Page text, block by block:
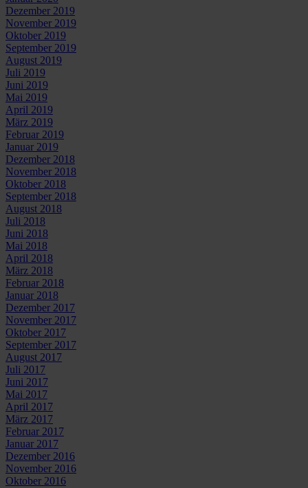
Dezember 2019
November 2019
Oktober 2019
September 2019
August 2019
Juli 2019
Juni 2019
Mai 2019
April 2019
März 2019
Februar 2019
Januar 2019
Dezember 2018
November 2018
Oktober 2018
September 2018
August 2018
Juli 2018
Juni 2018
Mai 2018
April 2018
März 2018
Februar 2018
Januar 2018
Dezember 2017
November 2017
Oktober 2017
September 2017
August 2017
Juli 2017
Juni 2017
Mai 2017
April 2017
März 2017
Februar 2017
Januar 2017
Dezember 2016
November 2016
Oktober 2016